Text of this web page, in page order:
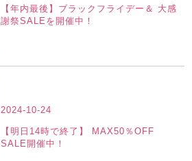
【年内最後】ブラックフライデー＆ 大感
謝祭SALEを開催中！
2024-10-24
【明日14時で終了】 MAX50％OFF
SALE開催中！